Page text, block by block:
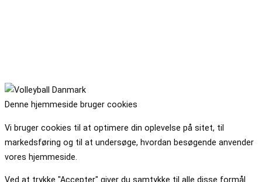
Denne hjemmeside bruger cookies
Vi bruger cookies til at optimere din oplevelse på sitet, til
markedsføring og til at undersøge, hvordan besøgende anvender
vores hjemmeside.
Ved at trykke "Accepter" giver du samtykke til alle disse formål.